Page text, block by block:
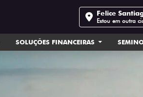
Felice
Estou em outra
SOLUÇÕES FINANCEIRAS